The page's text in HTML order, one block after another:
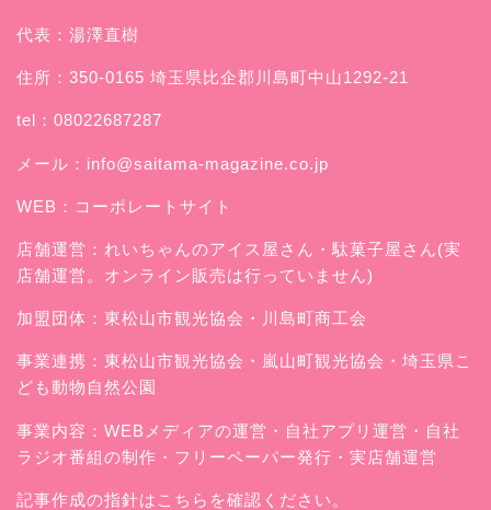
代表：湯澤直樹
住所：350-0165 埼玉県比企郡川島町中山1292-21
tel：08022687287
メール： info@saitama-magazine.co.jp
WEB： コーポレートサイト
店舗運営： れいちゃんのアイス屋さん ・駄菓子屋さん(実
店舗運営。オンライン販売は行っていません)
加盟団体：東松山市観光協会・川島町商工会
事業連携：東松山市観光協会・嵐山町観光協会・埼玉県こ
ども動物自然公園
事業内容：WEBメディアの運営・自社アプリ運営・自社
ラジオ番組の制作・フリーペーパー発行・実店舗運営
記事作成の指針はこちらを確認ください。